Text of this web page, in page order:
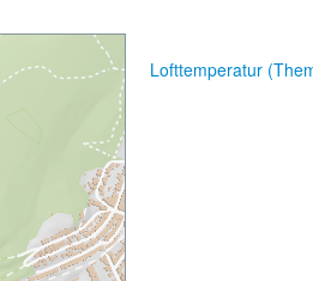
Lofttemperatur